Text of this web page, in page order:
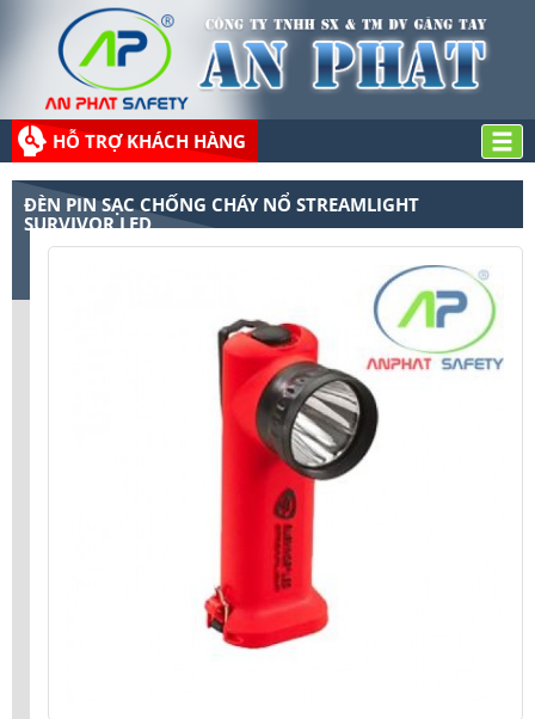
HỖ TRỢ KHÁCH HÀNG
ĐÈN PIN SẠC CHỐNG CHÁY NỔ STREAMLIGHT
SURVIVOR LED